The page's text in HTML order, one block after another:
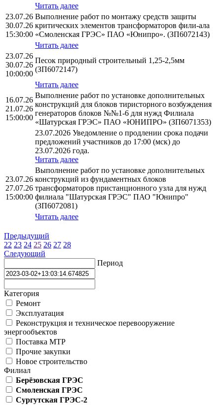
Читать далее
23.07.26
30.07.26
15:30:00
Выполнение работ по монтажу средств защиты
критических элементов трансформаторов фили-ала
«Смоленская ГРЭС» ПАО «Юнипро». (ЗП6072143)
Читать далее
23.07.26
30.07.26
10:00:00
Песок природный строительный 1,25-2,5мм
(ЗП6072147)
Читать далее
16.07.26
21.07.26
15:00:00
Выполнение работ по установке дополнительных
конструкций для блоков тиристорного возбуждения
генераторов блоков №№1-6 для нужд Филиала
«Шатурская ГРЭС» ПАО «ЮНИПРО» (ЗП6071353)
23.07.2026 Уведомление о продлении срока подачи
предложений участников до 17:00 (мск) до
23.07.2026 года.
Читать далее
23.07.26
27.07.26
15:00:00
Выполнение работ по установке дополнительных
конструкций из фундаментных блоков
трансформаторов пристанционного узла для нужд
филиала "Шатурская ГРЭС" ПАО "Юнипро"
(ЗП6072081)
Читать далее
Предыдущий
22 23 24 25 26 27 28
Следующий
Период
Категория
Ремонт
Эксплуатация
Реконструкция и техническое перевооружение
энергообъектов
Поставка МТР
Прочие закупки
Новое строительство
Филиал
Берёзовская ГРЭС
Смоленская ГРЭС
Сургутская ГРЭС-2